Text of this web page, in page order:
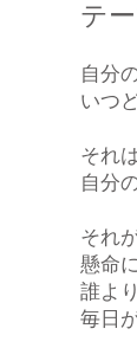
テ
自分
いつ
それ
自分
それ
懸命
誰よ
毎日